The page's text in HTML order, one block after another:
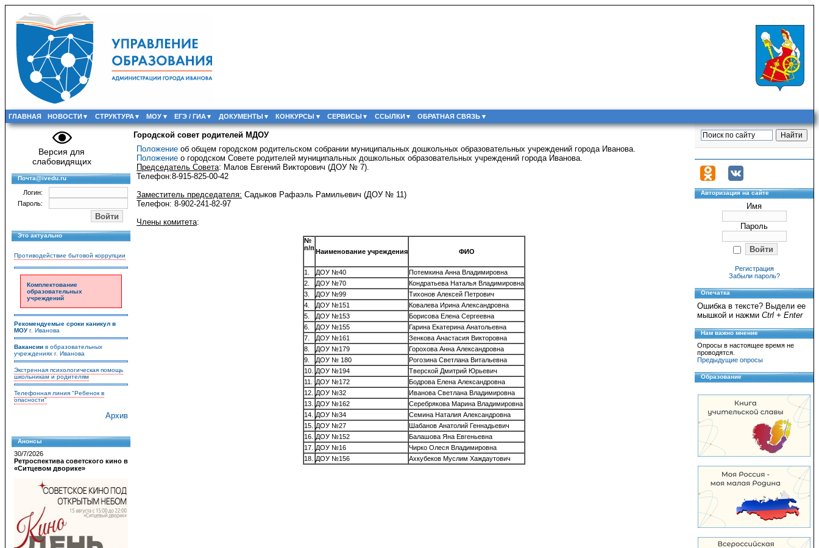
ГЛАВНАЯ НОВОСТИ СТРУКТУРА МОУ ЕГЭ / ГИА ДОКУМЕНТЫ КОНКУРСЫ СЕРВИСЫ ССЫЛКИ ОБРАТНАЯ СВЯЗЬ
Версия для
слабовидящих
Почта@ivedu.ru
Логин:
Пароль:
Это актуально
Противодействие бытовой коррупции
Комплектование
образовательных
учреждений
Рекомендуемые сроки каникул в
МОУг. Иванова
Вакансии в образовательных
учреждениях г. Иванова
Экстренная психологическая помощь
школьникам и родителям
Телефонная линия "Ребенок в
опасности"
Архив
Анонсы
30/7/2026
Ретроспектива советского кино в
«Ситцевом дворике»
Городской совет родителей МДОУ
Положение об общем городском родительском собрании муниципальных дошкольных образовательных учреждений города Иванова.
Положение о городском Совете родителей муниципальных дошкольных образовательных учреждений города Иванова.
Председатель Совета: Малов Евгений Викторович (ДОУ № 7).
Телефон:8-915-825-00-42
Заместитель председателя: Садыков Рафаэль Рамильевич (ДОУ № 11)
Телефон: 8-902-241-82-97
Члены комитета:
№
п/п
Наименование учреждения ФИО
1. ДОУ №40
Потемкина Анна Владимировна
2.
ДОУ №70
Кондратьева Наталья Владимировна
3.
ДОУ №99
Тихонов Алексей Петрович
4.
ДОУ №151
Ковалева Ирина Александровна
5.
ДОУ №153
Борисова Елена Сергеевна
6.
ДОУ №155
Гарина Екатерина Анатольевна
7.
ДОУ №161
Зенкова Анастасия Викторовна
8.
ДОУ №179
Горохова Анна Александровна
9.
ДОУ № 180
Рогозина Светлана Витальевна
10.
ДОУ №194
Тверской Дмитрий Юрьевич
11.
ДОУ №172
Бодрова Елена Александровна
12.
ДОУ №32
Иванова Светлана Владимировна
13.
ДОУ №162
Серебрякова Марина Владимировна
14.
ДОУ №34
Семина Наталия Александровна
15.
ДОУ №27
Шабанов Анатолий Геннадьевич
16.
ДОУ №152
Балашова Яна Евгеньевна
17.
ДОУ №16
Чирко Олеся Владимировна
18.
ДОУ №156 Ахкубеков Муслим Хаждаутович
Авторизация на сайте
Имя
Пароль
Регистрация
Забыли пароль?
Опечатка
Ошибка в тексте? Выдели ее
мышкой и нажми Ctrl + Enter
Нам важно мнение
Опросы в настоящее время не
проводятся.
Предыдущие опросы
Образование